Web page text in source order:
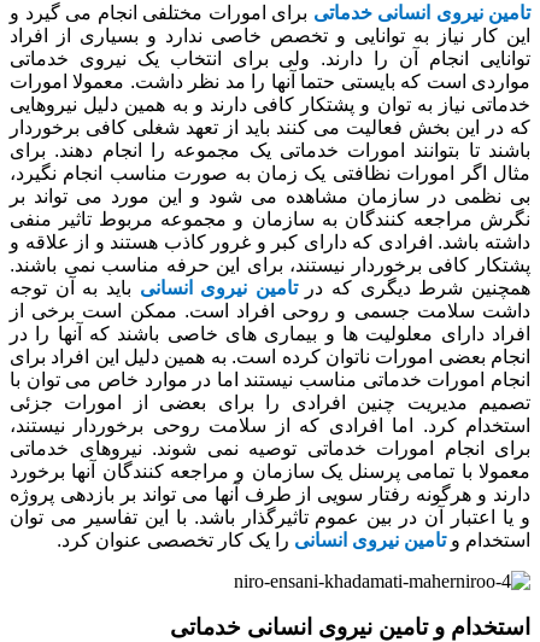
تامین نیروی انسانی خدماتی برای امورات مختلفی انجام می گیرد و
این کار نیاز به توانایی و تخصص خاصی ندارد و بسیاری از افراد
توانایی انجام آن را دارند. ولی برای انتخاب یک نیروی خدماتی
مواردی است که بایستی حتما آنها را مد نظر داشت. معمولا امورات
خدماتی نیاز به توان و پشتکار کافی دارند و به همین دلیل نیروهایی
که در این بخش فعالیت می کنند باید از تعهد شغلی کافی برخوردار
باشند تا بتوانند امورات خدماتی یک مجموعه را انجام دهند. برای
مثال اگر امورات نظافتی یک زمان به صورت مناسب انجام نگیرد،
بی نظمی در سازمان مشاهده می شود و این مورد می تواند بر
نگرش مراجعه کنندگان به سازمان و مجموعه مربوط تاثیر منفی
داشته باشد. افرادی که دارای کبر و غرور کاذب هستند و از علاقه و
پشتکار کافی برخوردار نیستند، برای این حرفه مناسب نمی باشند.
همچنین شرط دیگری که درتامین نیروی انسانی باید به آن توجه
داشت سلامت جسمی و روحی افراد است. ممکن است برخی از
افراد دارای معلولیت ها و بیماری های خاصی باشند که آنها را در
انجام بعضی امورات ناتوان کرده است. به همین دلیل این افراد برای
انجام امورات خدماتی مناسب نیستند اما در موارد خاص می توان با
تصمیم مدیریت چنین افرادی را برای بعضی از امورات جزئی
استخدام کرد. اما افرادی که از سلامت روحی برخوردار نیستند،
برای انجام امورات خدماتی توصیه نمی شوند. نیروهای خدماتی
معمولا با تمامی پرسنل یک سازمان و مراجعه کنندگان آنها برخورد
دارند و هرگونه رفتار سویی از طرف آنها می تواند بر بازدهی پروژه
و یا اعتبار آن در بین عموم تاثیرگذار باشد. با این تفاسیر می توان
استخدام وتامین نیروی انسانی را یک کار تخصصی عنوان کرد.
استخدام و تامین نیروی انسانی خدماتی